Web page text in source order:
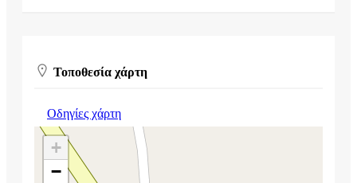
Τοποθεσία χάρτη
Οδηγίες χάρτη
+
−